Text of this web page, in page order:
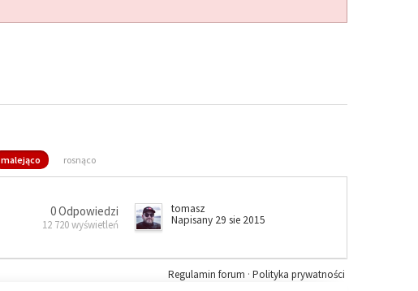
malejąco rosnąco
0 Odpowiedzi
12 720 wyświetleń
tomasz
Napisany 29 sie 2015
Polityka prywatności
Regulamin forum ·